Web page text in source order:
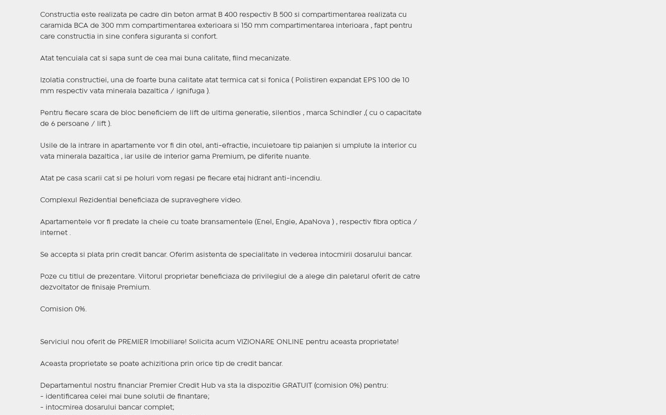
Constructia este realizata pe cadre din beton armat B 400 respectiv B 500 si compartimentarea realizata cu
caramida BCA de 300 mm compartimentarea exterioara si 150 mm compartimentarea interioara , fapt pentru
care constructia in sine confera siguranta si confort.
Atat tencuiala cat si sapa sunt de cea mai buna calitate, fiind mecanizate.
Izolatia constructiei, una de foarte buna calitate atat termica cat si fonica ( Polistiren expandat EPS 100 de 10
mm respectiv vata minerala bazaltica / ignifuga ).
Pentru fiecare scara de bloc beneficiem de lift de ultima generatie, silentios , marca Schindler ,( cu o capacitate
de 6 persoane / lift ).
Usile de la intrare in apartamente vor fi din otel, anti-efractie, incuietoare tip paianjen si umplute la interior cu
vata minerala bazaltica , iar usile de interior gama Premium, pe diferite nuante.
Atat pe casa scarii cat si pe holuri vom regasi pe fiecare etaj hidrant anti-incendiu.
Complexul Rezidential beneficiaza de supraveghere video.
Apartamentele vor fi predate la cheie cu toate bransamentele (Enel, Engie, ApaNova ) , respectiv fibra optica /
internet .
Se accepta si plata prin credit bancar. Oferim asistenta de specialitate in vederea intocmirii dosarului bancar.
Poze cu titlul de prezentare. Viitorul proprietar beneficiaza de privilegiul de a alege din paletarul oferit de catre
dezvoltator de finisaje Premium.
Comision 0%.
Serviciul nou oferit de PREMIER Imobiliare! Solicita acum VIZIONARE ONLINE pentru aceasta proprietate!
Aceasta proprietate se poate achizitiona prin orice tip de credit bancar.
Departamentul nostru financiar Premier Credit Hub va sta la dispozitie GRATUIT (comision 0%) pentru:
- identificarea celei mai bune solutii de finantare;
- intocmirea dosarului bancar complet;